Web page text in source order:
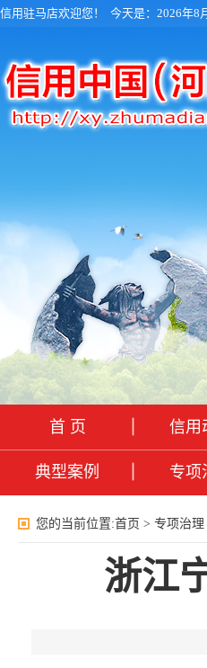
信用驻马店欢迎您！ 今天是：2026年8
首 页 信用
典型案例 专项
您的当前位置:首页 > 专项治理
浙江